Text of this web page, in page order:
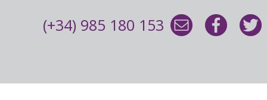
(+34) 985 180 153